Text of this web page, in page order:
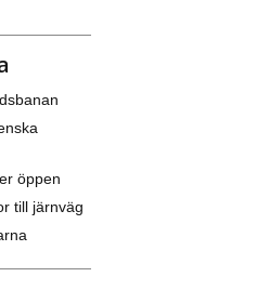
öppen
till järnväg